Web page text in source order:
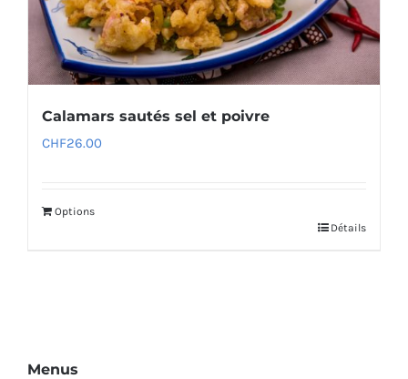
Calamars sautés sel et poivre
CHF26.00
Options
Détails
Menus